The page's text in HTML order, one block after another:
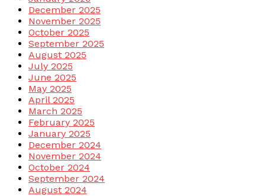
December 2025
November 2025
October 2025
September 2025
August 2025
July 2025
June 2025
May 2025
April 2025
March 2025
February 2025
January 2025
December 2024
November 2024
October 2024
September 2024
August 2024